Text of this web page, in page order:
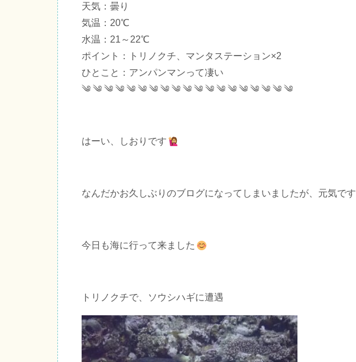
天気：曇り
気温：20℃
水温：21～22℃
ポイント：トリノクチ、マンタステーション×2
ひとこと：アンパンマンって凄い
༄ ༄ ༄ ༄ ༄ ༄ ༄ ༄ ༄ ༄ ༄ ༄ ༄ ༄ ༄ ༄ ༄ ༄ ༄
はーい、しおりです
なんだかお久しぶりのブログになってしまいましたが、元気です
今日も海に行って来ました
トリノクチで、ソウシハギに遭遇